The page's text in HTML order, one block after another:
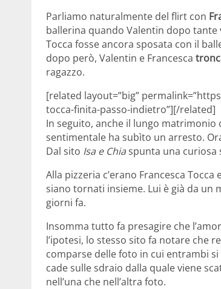
Parliamo naturalmente del flirt con
ballerina quando Valentin dopo tante
Tocca fosse ancora sposata con il
dopo però, Valentin e Francesca
ragazzo.
[related layout=”big”
tocca-finita-passo-indietro”][/related]
In seguito, anche il lungo matrimonio
sentimentale ha subìto un arresto.
Dal sito Isa e Chiaspunta una curiosa
Alla pizzeria c’erano Francesca
siano tornati insieme. Lui è già da un
giorni fa.
Insomma tutto fa presagire che
l’ipotesi, lo stesso sito fa notare che
comparse delle foto in cui entrambi
cade sulle sdraio dalla quale viene
nell’una che nell’altra foto.